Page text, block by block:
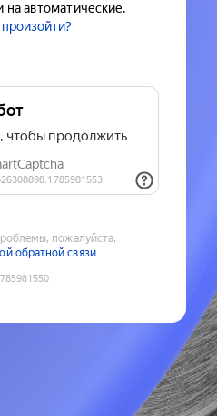
на автоматические.
пожалуйста,
обратной связи